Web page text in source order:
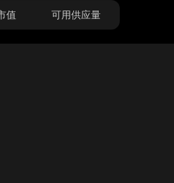
值 可用供应量